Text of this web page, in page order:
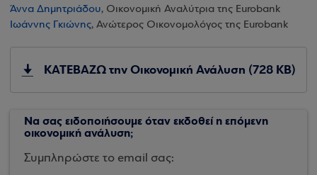
Άννα Δημητριάδου, Οικονομική Αναλύτρια της Eurobank
Ιωάννης Γκιώνης, Ανώτερος Οικονομολόγος της Eurobank
ΚΑΤΕΒΑΖΩ την Οικονομική Ανάλυση (728 KB)
Να σας ειδοποιήσουμε όταν εκδοθεί η επόμενη
οικονομική ανάλυση;
Συμπληρώστε το email σας: